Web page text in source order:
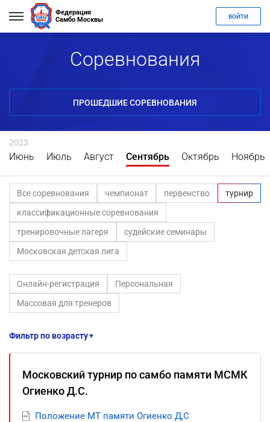
Федерация
Самбо Москвы
ВОЙТИ
Соревнования
ПРОШЕДШИЕ СОРЕВНОВАНИЯ
2023
Июнь Июль Август Сентябрь Октябрь Ноябрь
Все соревнования чемпионат первенство
турнир
классификационные соревнования
тренировочные лагеря
судейские семинары
Московская детская лига
Онлайн-регистрация
Персональная
Массовая для тренеров
Фильтр по возрасту▼
Московский турнир по самбо памяти МСМК
Огиенко Д.С.
Положение МТ памяти Огиенко Д,С